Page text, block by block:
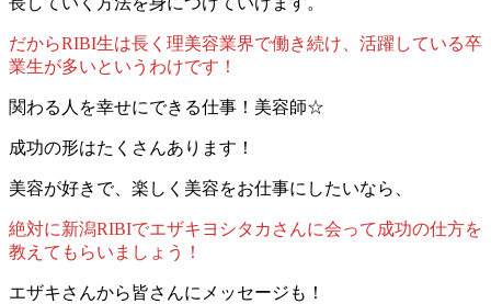
だからRIBI生は長く理美容業界で働き続け、活躍している卒
業生が多いというわけです！
関わる人を幸せにできる仕事！美容師☆
成功の形はたくさんあります！
美容が好きで、楽しく美容をお仕事にしたいなら、
絶対に新潟RIBIでエザキヨシタカさんに会って成功の仕方を
教えてもらいましょう！
エザキさんから皆さんにメッセージも！